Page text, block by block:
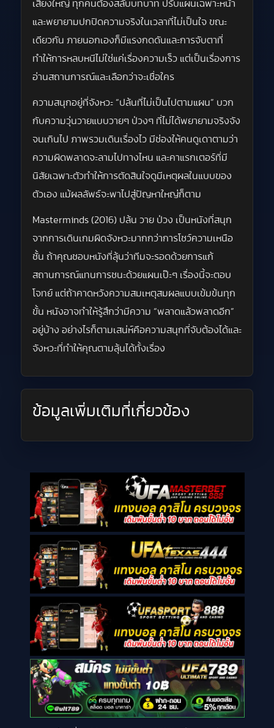
เสี่ยงใหญ่ ทุกคนต้องสลับบทบาท ปรับแผนเฉพาะหน้า
และพยายามปกปิดความจริงในเวลาที่ไม่เป็นใจ ขณะ
เดียวกัน ภายนอกเองก็มีแรงกดดันและการจับตาที่
ทำให้การหลบหนีไม่ใช่แค่เรื่องความเร็ว แต่เป็นเรื่องการ
อ่านสถานการณ์และเลือกว่าจะเชื่อใคร
ความสนุกอยู่ที่จังหวะ “ปล้นที่ไม่เป็นไปตามแผน” บวก
กับความวุ่นวายแบบวายๆ ป่วงๆ ที่ไม่ได้พยายามจริงจัง
จนเกินไป ภาพรวมเดินเรื่องไว มีช่องให้คนดูเดาตามว่า
ความผิดพลาดจะลามไปทางไหน และคาแรกเตอร์ที่มี
นิสัยเฉพาะตัวทำให้การตัดสินใจดูมีเหตุผลในแบบของ
ตัวเอง แม้ผลลัพธ์จะพาไปสู่ปัญหาใหญ่ก็ตาม
Masterminds (2016) ปล้น วาย ป่วง เป็นหนังที่สนุก
จากการเดินเกมผิดจังหวะมากกว่าการโชว์ความเหนือ
ชั้น ถ้าคุณชอบหนังที่ลุ้นว่าทีมจะรอดด้วยการแก้
สถานการณ์แทนการชนะด้วยแผนเป๊ะๆ เรื่องนี้จะตอบ
โจทย์ แต่ถ้าคาดหวังความสมเหตุสมผลแบบเข้มข้นทุก
ขั้น หนังอาจทำให้รู้สึกว่ามีความ “พลาดแล้วพลาดอีก”
อยู่บ้าง อย่างไรก็ตามเสน่ห์คือความสนุกที่จับต้องได้และ
จังหวะที่ทำให้คุณตามลุ้นได้ทั้งเรื่อง
ข้อมูลเพิ่มเติมที่เกี่ยวข้อง